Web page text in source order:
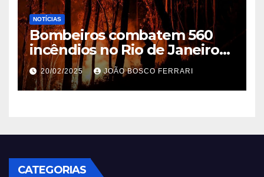
NOTÍCIAS
Bombeiros combatem 560
incêndios no Rio de Janeiro
em 2025
20/02/2025 JOÃO BOSCO FERRARI
CATEGORIAS